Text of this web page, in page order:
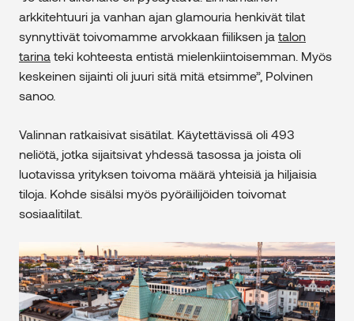
arkkitehtuuri ja vanhan ajan glamouria henkivät tilat
synnyttivät toivomamme arvokkaan fiiliksen ja talon
tarina teki kohteesta entistä mielenkiintoisemman. Myös
keskeinen sijainti oli juuri sitä mitä etsimme”, Polvinen
sanoo.
Valinnan ratkaisivat sisätilat. Käytettävissä oli 493
neliötä, jotka sijaitsivat yhdessä tasossa ja joista oli
luotavissa yrityksen toivoma määrä yhteisiä ja hiljaisia
tiloja. Kohde sisälsi myös pyöräilijöiden toivomat
sosiaalitilat.